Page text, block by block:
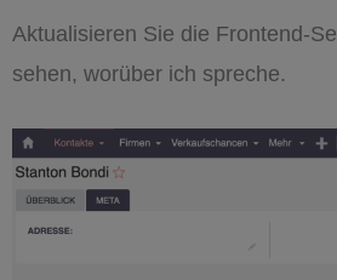
Aktualisieren Sie die Frontend-
sehen, worüber ich spreche.